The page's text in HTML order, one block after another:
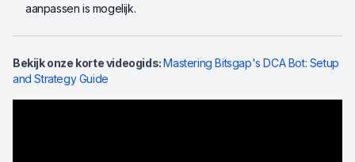
aanpassen is mogelijk.
Bekijk onze korte videogids:Mastering Bitsgap's DCA Bot: Setup
and Strategy Guide